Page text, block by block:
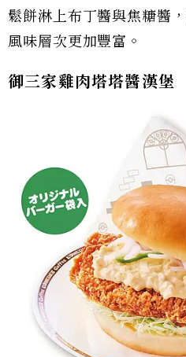
鬆餅淋上布丁醬與焦糖醬
風味層次更加豐富。
御三家雞肉塔塔醬漢堡